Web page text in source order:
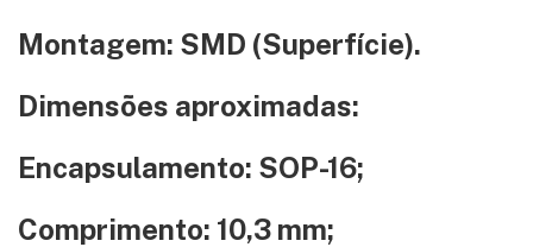
Montagem: SMD (Superfície).
Dimensões aproximadas:
Encapsulamento: SOP-16;
Comprimento: 10,3 mm;